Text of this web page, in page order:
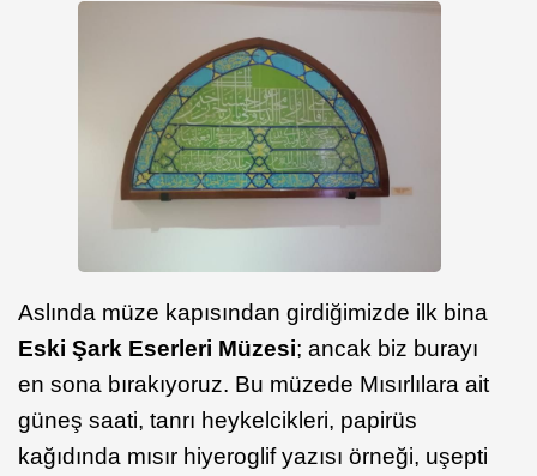
Aslında müze kapısından girdiğimizde ilk bina
Eski Şark Eserleri Müzesi; ancak biz burayı
en sona bırakıyoruz. Bu müzede Mısırlılara ait
güneş saati, tanrı heykelcikleri, papirüs
kağıdında mısır hiyeroglif yazısı örneği, uşepti